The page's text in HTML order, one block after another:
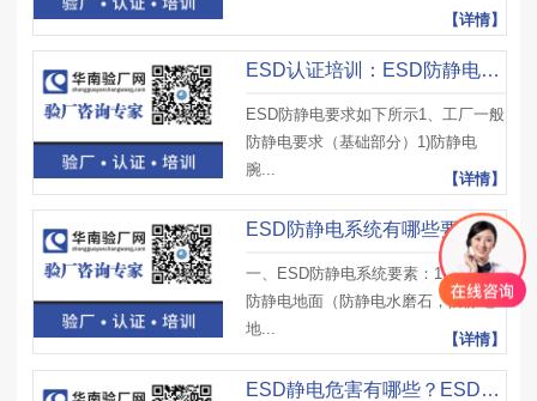
【详情】
ESD认证培训：ESD防静电要求有哪些？
ESD防静电要求如下所示1、工厂一般
防静电要求（基础部分）1)防静电
腕...
【详情】
ESD防静电系统有哪些要素组成？人员防静电接地技术有哪些要求？
一、ESD防静电系统要素：1)地面：
防静电地面（防静电水磨石，防静电
地...
【详情】
ESD静电危害有哪些？ESD控制的基本原则以及ESD防静电区设计原则是什么